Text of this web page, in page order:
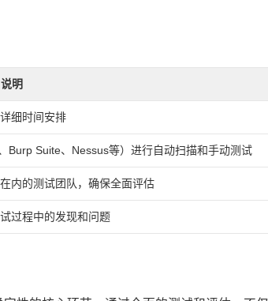
说明
细时间安排
Burp Suite、Nessus等）进行自动扫描和手动测试
内的测试团队，确保全面评估
过程中的发现和问题